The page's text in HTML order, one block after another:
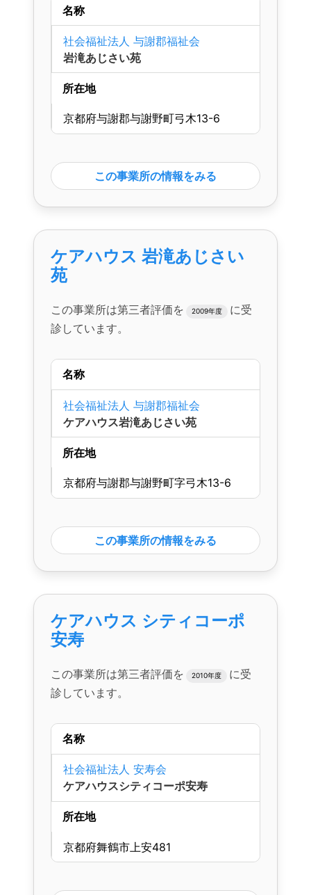
名称
社会福祉法人 与謝郡福祉会
岩滝あじさい苑
所在地
京都府与謝郡与謝野町弓木13-6
この事業所の情報をみる
ケアハウス 岩滝あじさい
苑
この事業所は第三者評価を 2009年度
に受
診しています。
名称
社会福祉法人 与謝郡福祉会
ケアハウス岩滝あじさい苑
所在地
京都府与謝郡与謝野町字弓木13-6
この事業所の情報をみる
ケアハウス シティコーポ
安寿
この事業所は第三者評価を 2010年度
に受
診しています。
名称
社会福祉法人 安寿会
ケアハウスシティコーポ安寿
所在地
京都府舞鶴市上安481